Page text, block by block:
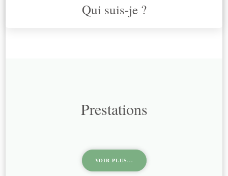
Qui suis-je ?
Prestations
VOIR PLUS...